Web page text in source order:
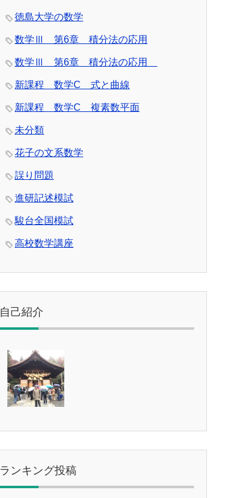
徳島大学の数学
数学Ⅲ 第6章 積分法の応用
数学Ⅲ 第6章 積分法の応用
新課程 数学C 式と曲線
新課程 数学C 複素数平面
未分類
花子の文系数学
誤り問題
進研記述模試
駿台全国模試
高校数学講座
自己紹介
ランキング投稿